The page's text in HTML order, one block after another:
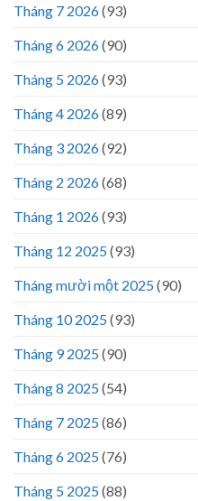
Tháng 7 2026(93)
Tháng 6 2026(90)
Tháng 5 2026(93)
Tháng 4 2026(89)
Tháng 3 2026(92)
Tháng 2 2026(68)
Tháng 1 2026(93)
Tháng 12 2025(93)
Tháng mười một 2025(90)
Tháng 10 2025(93)
Tháng 9 2025(90)
Tháng 8 2025(54)
Tháng 7 2025(86)
Tháng 6 2025(76)
Tháng 5 2025(88)